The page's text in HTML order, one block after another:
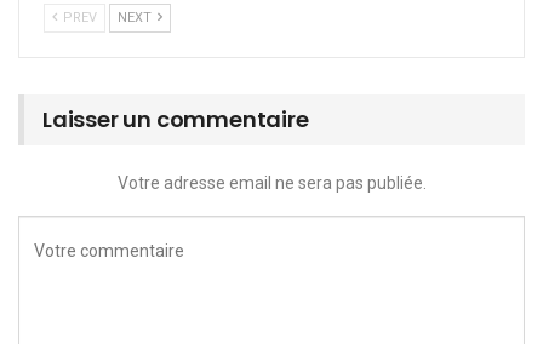
PREV NEXT
Laisser un commentaire
Votre adresse email ne sera pas publiée.